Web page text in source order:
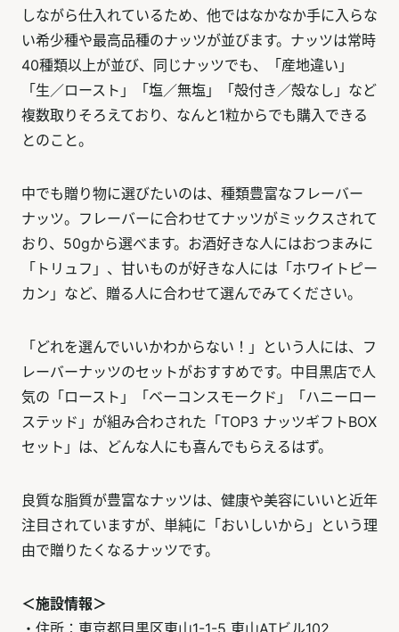
しながら仕入れているため、他ではなかなか手に入らな
い希少種や最高品種のナッツが並びます。ナッツは常時
40種類以上が並び、同じナッツでも、「産地違い」
「生／ロースト」「塩／無塩」「殻付き／殻なし」など
複数取りそろえており、なんと1粒からでも購入できる
とのこと。
中でも贈り物に選びたいのは、種類豊富なフレーバー
ナッツ。フレーバーに合わせてナッツがミックスされて
おり、50gから選べます。お酒好きな人にはおつまみに
「トリュフ」、甘いものが好きな人には「ホワイトピー
カン」など、贈る人に合わせて選んでみてください。
「どれを選んでいいかわからない！」という人には、フ
レーバーナッツのセットがおすすめです。中目黒店で人
気の「ロースト」「ベーコンスモークド」「ハニーロー
ステッド」が組み合わされた「TOP3 ナッツギフトBOX
セット」は、どんな人にも喜んでもらえるはず。
良質な脂質が豊富なナッツは、健康や美容にいいと近年
注目されていますが、単純に「おいしいから」という理
由で贈りたくなるナッツです。
＜施設情報＞
・住所：東京都目黒区東山1-1-5 東山ATビル102